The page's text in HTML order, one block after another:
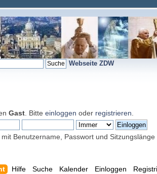
Webseite ZDW
Gast . Bitte einloggen oder registrieren
Benutzername, Passwort und Sitzungslänge
Hilfe Suche Kalender Einloggen